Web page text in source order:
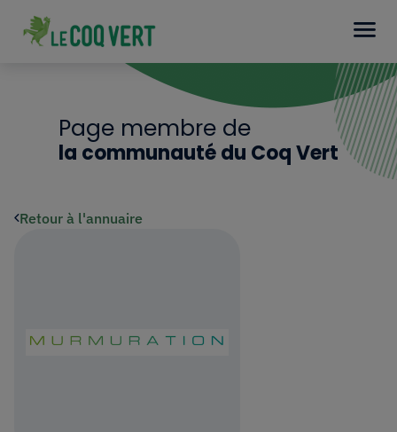
Page membre de
la communauté du Coq Vert
Retour à l'annuaire